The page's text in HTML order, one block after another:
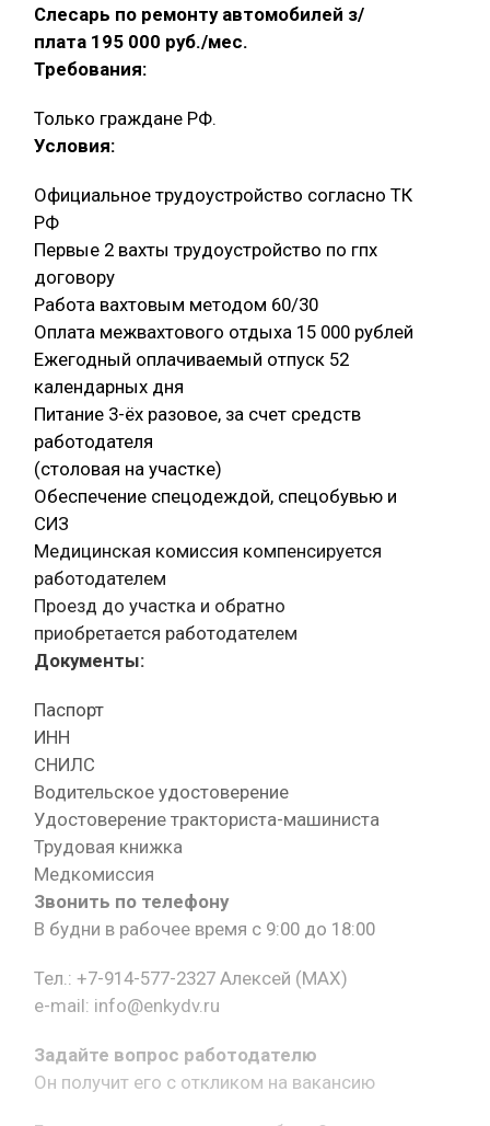
Слесарь по ремонту автомобилей з/
плата 195 000 руб./мес.
Требования:
Только граждане РФ.
Условия:
Официальное трудоустройство согласно ТК
РФ
Первые 2 вахты трудоустройство по гпх
договору
Работа вахтовым методом 60/30
Оплата межвахтового отдыха 15 000 рублей
Ежегодный оплачиваемый отпуск 52
календарных дня
Питание 3-ёх разовое, за счет средств
работодателя
(столовая на участке)
Обеспечение спецодеждой, спецобувью и
СИЗ
Медицинская комиссия компенсируется
работодателем
Проезд до участка и обратно
приобретается работодателем
Документы:
Паспорт
ИНН
СНИЛС
Водительское удостоверение
Удостоверение тракториста-машиниста
Трудовая книжка
Медкомиссия
Звонить по телефону
В будни в рабочее время с 9:00 до 18:00
Тел.: +7-914-577-2327 Алексей (MAX)
e-mail: info@enkydv.ru
Задайте вопрос работодателю
Он получит его с откликом на вакансию